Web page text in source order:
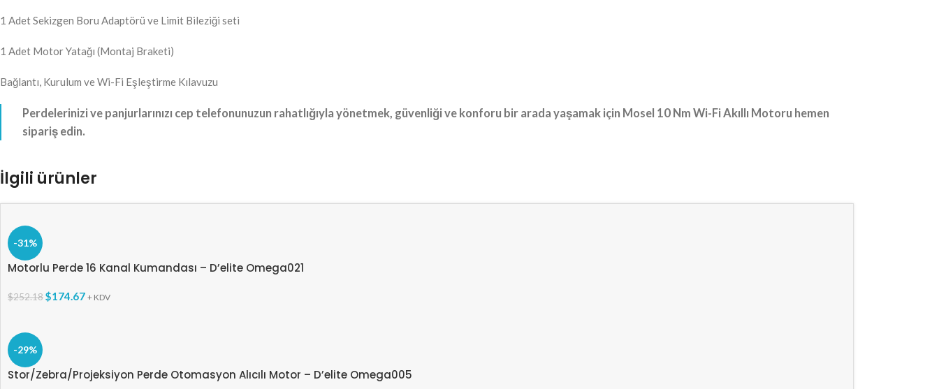
1 Adet Sekizgen Boru Adaptörü ve Limit Bileziği seti
1 Adet Motor Yatağı (Montaj Braketi)
Bağlantı, Kurulum ve Wi-Fi Eşleştirme Kılavuzu
Perdelerinizi ve panjurlarınızı cep telefonunuzun rahatlığıyla yönetmek, güvenliği ve konforu bir arada yaşamak için Mosel 10 Nm Wi-Fi Akıllı Motoru hemen
sipariş edin.
İlgili ürünler
-31%
Motorlu Perde 16 Kanal Kumandası – D’elite Omega021
$252.18$174.67 + KDV
-29%
Stor/Zebra/Projeksiyon Perde Otomasyon Alıcılı Motor – D’elite Omega005